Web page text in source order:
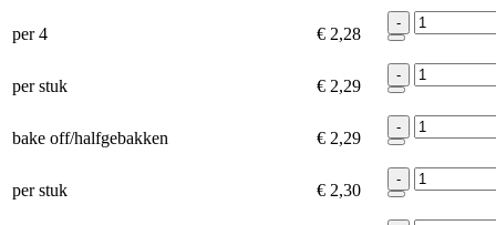
per 4 € 2,28
-
per stuk € 2,29
-
bake off/halfgebakken € 2,29
-
per stuk € 2,30
-